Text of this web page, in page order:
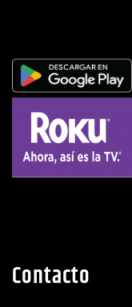
Contacto